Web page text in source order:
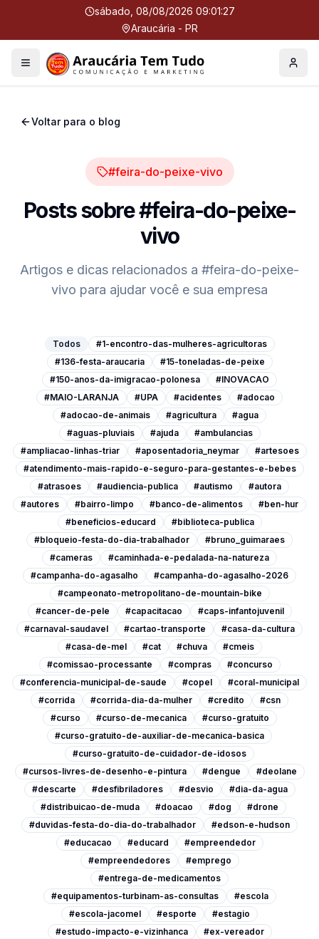
sábado, 08/08/2026 09:01:27
Araucária - PR
Menu Perfil
Voltar para o blog
#feira-do-peixe-vivo
Posts sobre#feira-do-peixe-
vivo
Artigos e dicas relacionados a #feira-do-peixe-
vivo para ajudar você e sua empresa
Todos
#1-encontro-das-mulheres-agricultoras
#136-festa-araucaria
#15-toneladas-de-peixe
#150-anos-da-imigracao-polonesa
#INOVACAO
#MAIO-LARANJA
#UPA #acidentes
#adocao
#adocao-de-animais
#agricultura
#agua
#aguas-pluviais
#ajuda
#ambulancias
#ampliacao-linhas-triar
#aposentadoria_neymar
#artesoes
#atendimento-mais-rapido-e-seguro-para-gestantes-e-bebes
#atrasoes
#audiencia-publica #autismo
#autora
#autores
#bairro-limpo #banco-de-alimentos
#ben-hur
#beneficios-educard
#biblioteca-publica
#bloqueio-festa-do-dia-trabalhador
#bruno_guimaraes
#cameras
#caminhada-e-pedalada-na-natureza
#campanha-do-agasalho
#campanha-do-agasalho-2026
#campeonato-metropolitano-de-mountain-bike
#cancer-de-pele
#capacitacao
#caps-infantojuvenil
#carnaval-saudavel
#cartao-transporte
#casa-da-cultura
#casa-de-mel
#cat #chuva
#cmeis
#comissao-processante
#compras
#concurso
#conferencia-municipal-de-saude
#copel
#coral-municipal
#corrida
#corrida-dia-da-mulher #credito
#csn
#curso
#curso-de-mecanica
#curso-gratuito
#curso-gratuito-de-auxiliar-de-mecanica-basica
#curso-gratuito-de-cuidador-de-idosos
#cursos-livres-de-desenho-e-pintura
#dengue
#deolane
#descarte
#desfibriladores #desvio
#dia-da-agua
#distribuicao-de-muda
#doacao #dog
#drone
#duvidas-festa-do-dia-do-trabalhador
#edson-e-hudson
#educacao
#educard
#empreendedor
#empreendedores
#emprego
#entrega-de-medicamentos
#equipamentos-turbinam-as-consultas
#escola
#escola-jacomel
#esporte
#estagio
#estudo-impacto-e-vizinhanca
#ex-vereador